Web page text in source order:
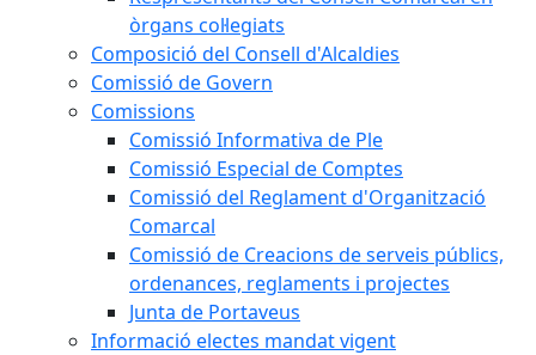
òrgans col·legiats
Composició del Consell d'Alcaldies
Comissió de Govern
Comissions
Comissió Informativa de Ple
Comissió Especial de Comptes
Comissió del Reglament d'Organització
Comarcal
Comissió de Creacions de serveis públics,
ordenances, reglaments i projectes
Junta de Portaveus
Informació electes mandat vigent